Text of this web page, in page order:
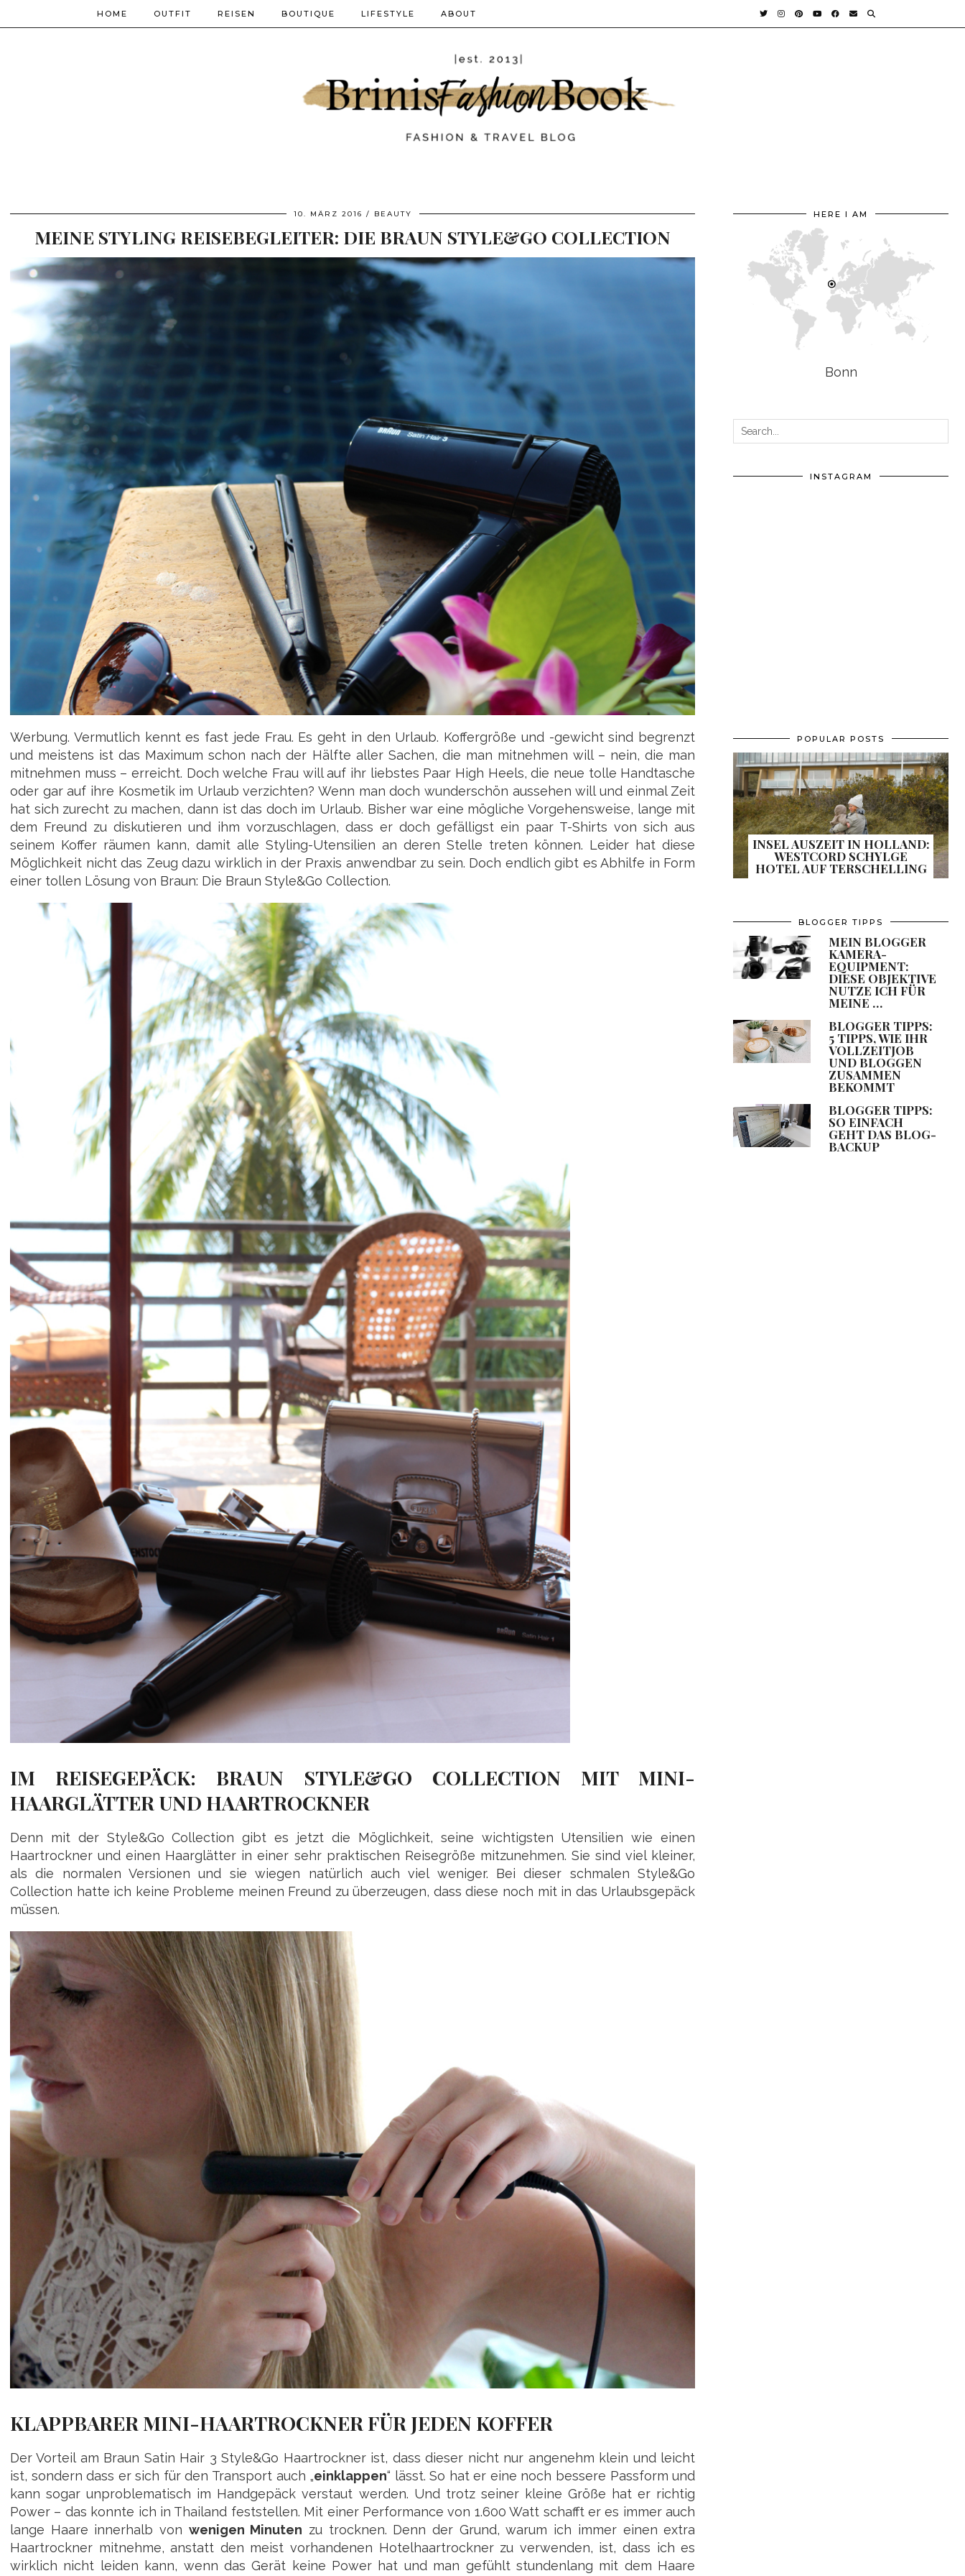
HOME OUTFIT REISEN BOUTIQUE LIFESTYLE ABOUT
10. MÄRZ 2016 BEAUTY
MEINE STYLING REISEBEGLEITER: DIE BRAUN STYLE&GO COLLECTION
Werbung. Vermutlich kennt es fast jede Frau. Es geht in den Urlaub. Koffergröße und -gewicht sind begrenzt
und meistens ist das Maximum schon nach der Hälfte aller Sachen, die man mitnehmen will – nein, die man
mitnehmen muss – erreicht. Doch welche Frau will auf ihr liebstes Paar High Heels, die neue tolle Handtasche
oder gar auf ihre Kosmetik im Urlaub verzichten? Wenn man doch wunderschön aussehen will und einmal Zeit
hat sich zurecht zu machen, dann ist das doch im Urlaub. Bisher war eine mögliche Vorgehensweise, lange mit
dem Freund zu diskutieren und ihm vorzuschlagen, dass er doch gefälligst ein paar T-Shirts von sich aus
seinem Koffer räumen kann, damit alle Styling-Utensilien an deren Stelle treten können. Leider hat diese
Möglichkeit nicht das Zeug dazu wirklich in der Praxis anwendbar zu sein. Doch endlich gibt es Abhilfe in Form
einer tollen Lösung von Braun: Die Braun Style&Go Collection.
IM REISEGEPÄCK: BRAUN STYLE&GO COLLECTION MIT MINI-
HAARGLÄTTER UND HAARTROCKNER
Denn mit der Style&Go Collection gibt es jetzt die Möglichkeit, seine wichtigsten Utensilien wie einen
Haartrockner und einen Haarglätter in einer sehr praktischen Reisegröße mitzunehmen. Sie sind viel kleiner,
als die normalen Versionen und sie wiegen natürlich auch viel weniger. Bei dieser schmalen Style&Go
Collection hatte ich keine Probleme meinen Freund zu überzeugen, dass diese noch mit in das Urlaubsgepäck
müssen.
KLAPPBARER MINI-HAARTROCKNER FÜR JEDEN KOFFER
Der Vorteil am Braun Satin Hair 3 Style&Go Haartrockner ist, dass dieser nicht nur angenehm klein und leicht
ist, sondern dass er sich für den Transport auch „einklappen“ lässt. So hat er eine noch bessere Passform und
kann sogar unproblematisch im Handgepäck verstaut werden. Und trotz seiner kleine Größe hat er richtig
Power – das konnte ich in Thailand feststellen. Mit einer Performance von 1.600 Watt schafft er es immer auch
lange Haare innerhalb von wenigen Minuten zu trocknen. Denn der Grund, warum ich immer einen extra
Haartrockner mitnehme, anstatt den meist vorhandenen Hotelhaartrockner zu verwenden, ist, dass ich es
wirklich nicht leiden kann, wenn das Gerät keine Power hat und man gefühlt stundenlang mit dem Haare
HERE I AM
Bonn
INSTAGRAM
POPULAR POSTS
INSEL AUSZEIT IN HOLLAND:
WESTCORD SCHYLGE
HOTEL AUF TERSCHELLING
BLOGGER TIPPS
MEIN BLOGGER
KAMERA-
EQUIPMENT:
DIESE OBJEKTIVE
NUTZE ICH FÜR
MEINE …
BLOGGER TIPPS:
5 TIPPS, WIE IHR
VOLLZEITJOB
UND BLOGGEN
ZUSAMMEN
BEKOMMT
BLOGGER TIPPS:
SO EINFACH
GEHT DAS BLOG-
BACKUP